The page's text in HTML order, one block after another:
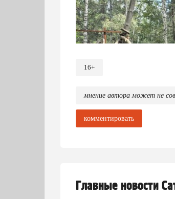
16+
мнение автора может не
комментировать
Главные новости